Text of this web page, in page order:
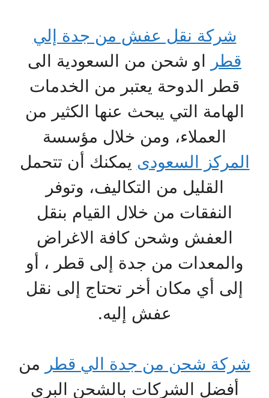
شركة نقل عفش من جدة إلي
قطر او شحن من السعودية الى
قطر الدوحة يعتبر من الخدمات
الهامة التي يبحث عنها الكثير من
العملاء، ومن خلال مؤسسة
المركز السعودى يمكنك أن تتحمل
القليل من التكاليف، وتوفر
النفقات من خلال القيام بنقل
العفش وشحن كافة الاغراض
والمعدات من جدة إلى قطر ، أو
إلى أي مكان أخر تحتاج إلى نقل
عفش إليه.
شركة شحن من جدة الي قطر من
أفضل الشركات بالشحن البري